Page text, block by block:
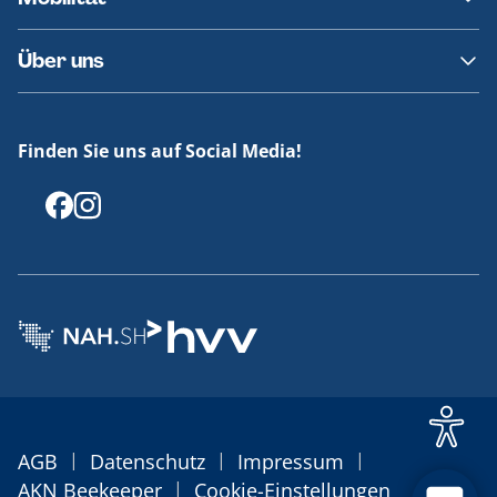
Fundsachen
Häufige Fragen
Barrierefreies Reisen
Erklärung Barrierefreiheit
Über uns
Offenlegungen
Finden Sie uns auf Social Media!
AGB | Datenschutz | Impressum |
AKN Beekeeper | Cookie-Einstellungen